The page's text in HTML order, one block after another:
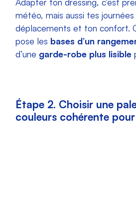
météo, mais aussi tes
déplacements et ton confort.
pose les bases d’un
d’une garde-robe plus lisible
Étape 2. Choisir une
couleurs cohérente